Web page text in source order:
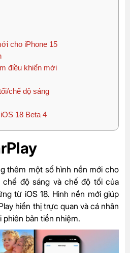
cho iPhone 15
điều khiển mới
chế độ sáng
18 Beta 4
thêm một số hình nền mới cho
chế độ sáng và chế độ tối của
từ iOS 18. Hình nền mới giúp
hiển thị trực quan và cá nhân
phiên bản tiền nhiệm.